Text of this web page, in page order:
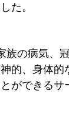
た。
的、身体的
ができるサ